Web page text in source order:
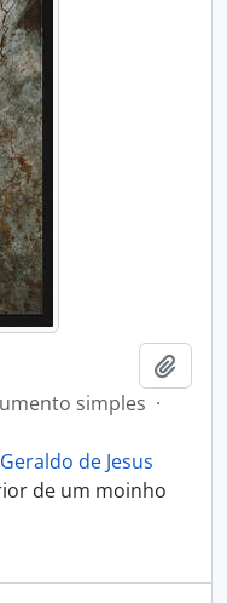
simples ·
de Jesus
de um moinho